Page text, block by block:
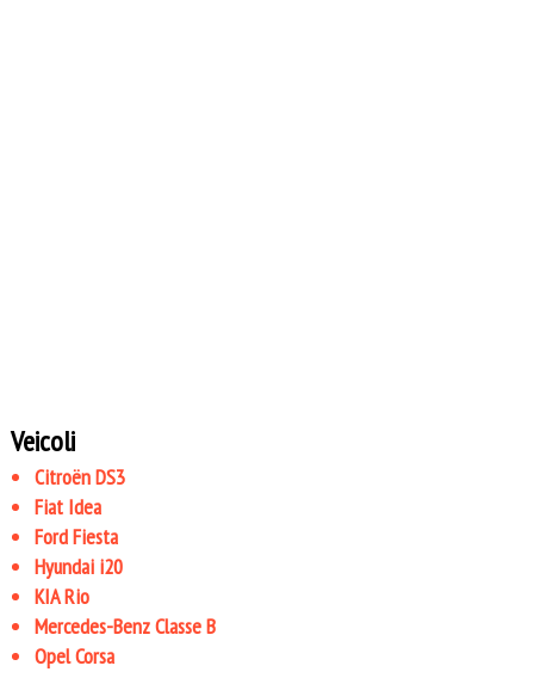
Veicoli
Citroën DS3
Fiat Idea
Ford Fiesta
Hyundai i20
KIA Rio
Mercedes-Benz Classe B
Opel Corsa